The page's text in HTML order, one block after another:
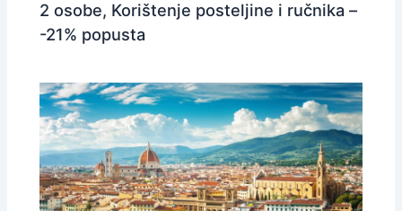
2 osobe, Korištenje posteljine i ručnika –
-21% popusta